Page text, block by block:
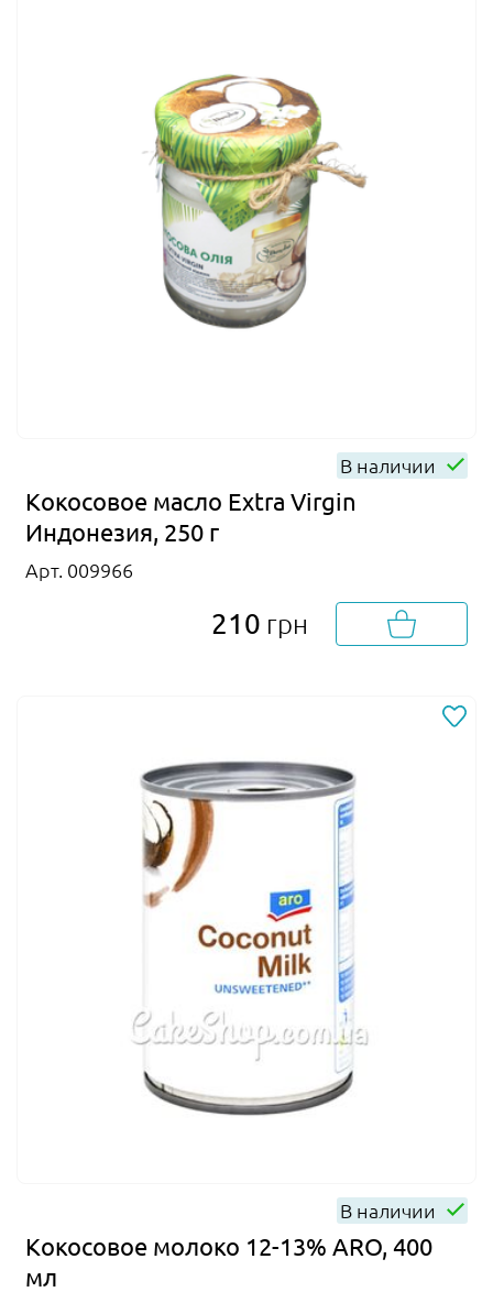
В наличии
Кокосовое масло Extra Virgin
Индонезия, 250 г
Арт. 009966
210 грн
В наличии
Кокосовое молоко 12-13% ARO, 400
мл